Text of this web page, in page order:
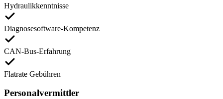
Hydraulikkenntnisse
Diagnosesoftware-Kompetenz
CAN-Bus-Erfahrung
Flatrate Gebühren
Personalvermittler